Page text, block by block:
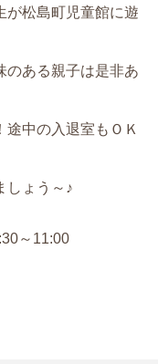
が松島町児童館に遊
のある親子は是非あ
中の入退室もＯＫ
しょう～♪
～11:00